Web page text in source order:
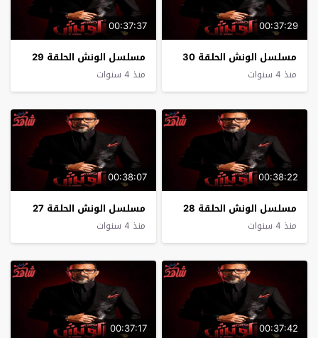
00:37:29
مسلسل الونش الحلقة 30
منذ 4 سنوات
00:37:37
مسلسل الونش الحلقة 29
منذ 4 سنوات
00:38:22
مسلسل الونش الحلقة 28
منذ 4 سنوات
00:38:07
مسلسل الونش الحلقة 27
منذ 4 سنوات
00:37:42
00:37:17